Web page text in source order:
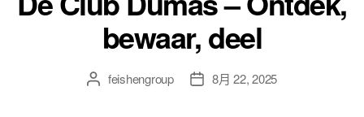
bewaar, deel
feishengroup 8月 22, 2025